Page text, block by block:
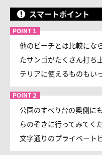
スマートポイント
他のビーチとは比較にな
たサンゴがたくさん打ち
テリアに使えるものもい
公園のすべり台の奥側に
らのぞきに行ってみてく
文字通りのプライベート